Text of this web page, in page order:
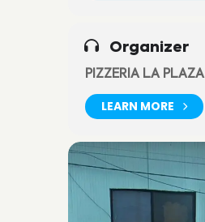
Organizer
PIZZERIA LA PLAZA
LEARN MORE